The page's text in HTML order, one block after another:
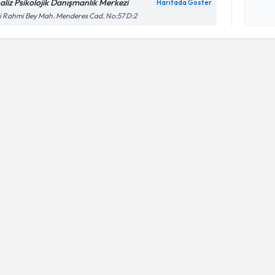
Psikolojik Danışmanlık Merkezi Haritada Göster
Rahmi Bey Mah. Menderes Cad. No:57 D:2